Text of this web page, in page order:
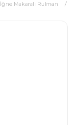
İğne Makaralı Rulman